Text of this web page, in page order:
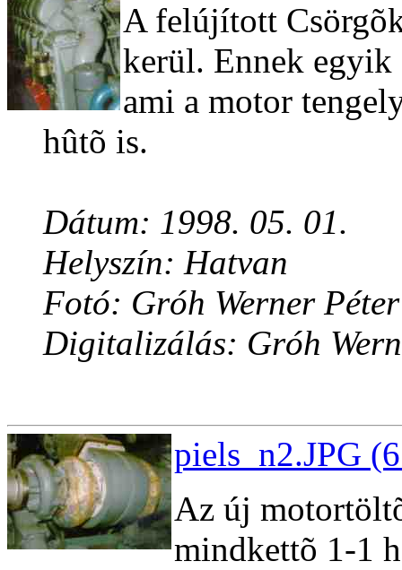
A felújított
kerül. Ennek egyik
ami a motor
hûtõ is.
Dátum: 1998. 05. 01.
Helyszín: Hatvan
Fotó: Gróh Werner Péter
Digitalizálás: Gróh
piels_n2.JPG
Az új
mindkettõ 1-1